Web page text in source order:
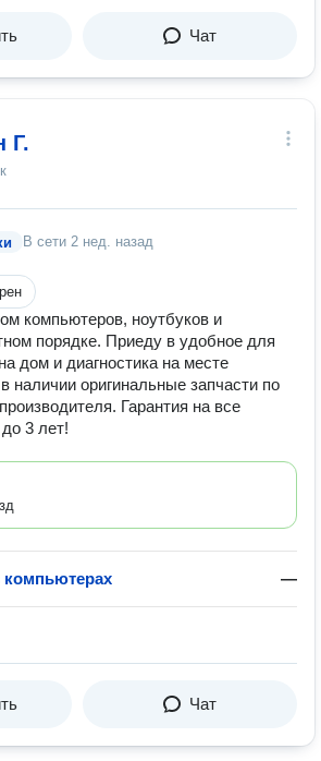
Чат
Г.
В сети 2 нед. назад
компьютеров, ноутбуков и
порядке. Приеду в удобное для
дом и диагностика на месте
наличии оригинальные запчасти по
Гарантия на все
3 лет!
компьютерах —
Чат